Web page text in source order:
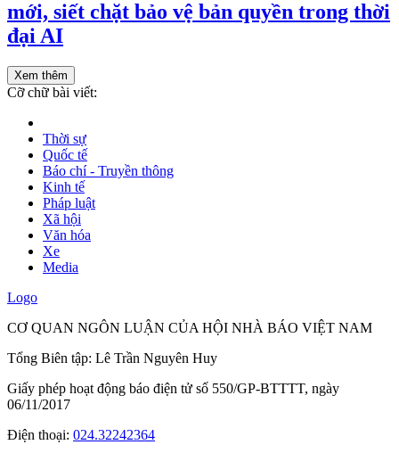
mới, siết chặt bảo vệ bản quyền trong thời
đại AI
Xem thêm
Cỡ chữ bài viết:
Thời sự
Quốc tế
Báo chí - Truyền thông
Kinh tế
Pháp luật
Xã hội
Văn hóa
Xe
Media
Logo
CƠ QUAN NGÔN LUẬN CỦA HỘI NHÀ BÁO VIỆT NAM
Tổng Biên tập: Lê Trần Nguyên Huy
Giấy phép hoạt động báo điện tử số 550/GP-BTTTT, ngày
06/11/2017
Điện thoại: 024.32242364